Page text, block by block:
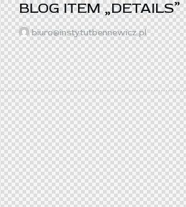
BLOG ITEM „DETAILS”
biuro@instytutbennewicz.pl